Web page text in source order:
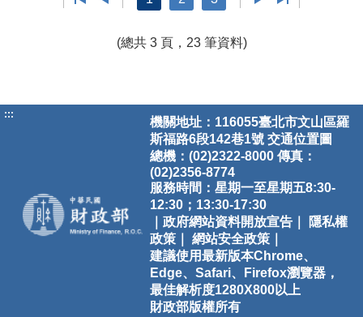
(總共 3 頁，23 筆資料)
:::
機關地址：116055臺北市文山區羅
斯福路6段142巷1號 交通位置圖
總機：(02)2322-8000 傳真：
(02)2356-8774
服務時間：星期一至星期五8:30-
12:30；13:30-17:30
｜政府網站資料開放宣告｜
隱私權
政策｜
網站安全政策｜
建議使用最新版本Chrome、
Edge、Safari、Firefox瀏覽器，
最佳解析度1280X800以上
財政部版權所有